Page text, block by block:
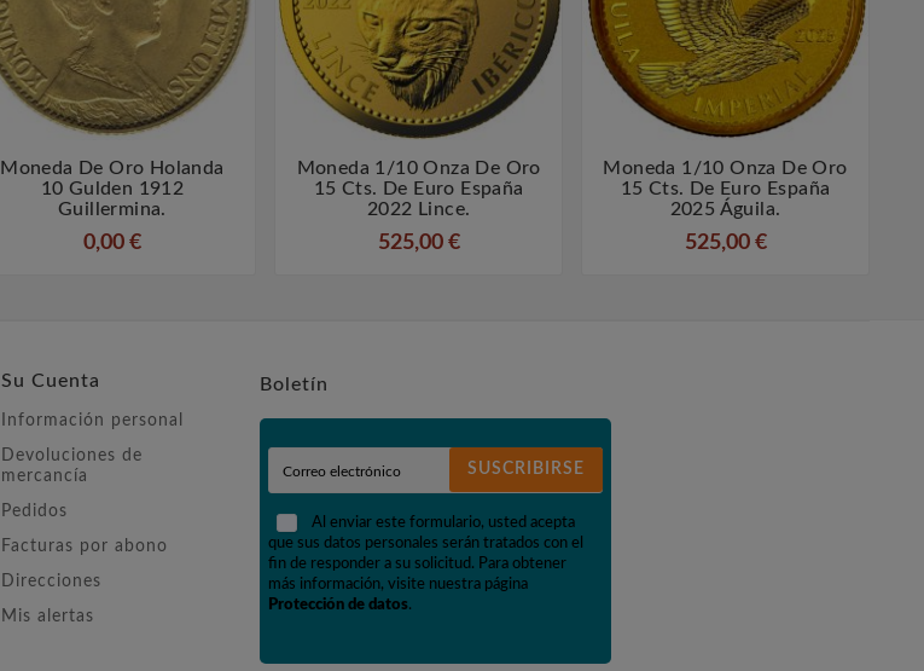
 
Moneda De Oro Holanda
10 Gulden 1912
Guillermina.
0,00 €
 
Moneda 1/10 Onza De Oro
15 Cts. De Euro España
2022 Lince.
525,00 €
 
Moneda 1/10 Onza De Oro
15 Cts. De Euro España
2025 Águila.
525,00 €
Su Cuenta
Información personal
Devoluciones de
mercancía
Pedidos
Facturas por abono
Direcciones
Mis alertas
Boletín
SUSCRIBIRSE
Al enviar este formulario, usted acepta
que sus datos personales serán tratados con el
fin de responder a su solicitud. Para obtener
más información, visite nuestra página
Protección de datos.